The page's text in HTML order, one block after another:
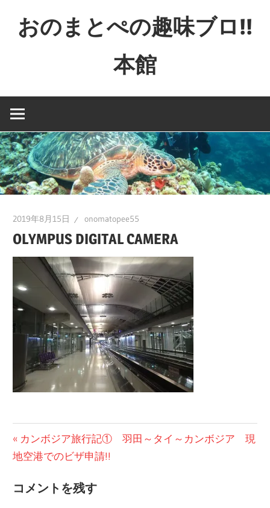
へ
キ
ッ
プ
おのまとぺの趣味ブロ!!
本館
撮
か
映
画
と
ー
ム
の
ブ
グ
2019年8月15日 onomatopee55
OLYMPUS DIGITAL CAMERA
投
稿
ナ
前
の
稿:
カンボジア旅行記① 羽田～タイ～カンボジア 現
地空港でのビザ申請!!
コメントを残す